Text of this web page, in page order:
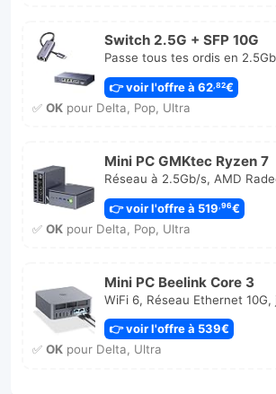
Switch 2.5G + SFP 10G
Passe tous tes ordis en
👉 voir l'offre à 62,82€
✅ OKpour Delta, Pop, Ultra
Mini PC GMKtec Ryzen 7
Réseau à 2.5Gb/s, AMD
👉 voir l'offre à 519 ,96€
✅ OKpour Delta, Pop, Ultra
Mini PC Beelink Core 3
WiFi 6, Réseau Ethernet 10G,
👉 voir l'offre à 539€
✅ OKpour Delta, Ultra